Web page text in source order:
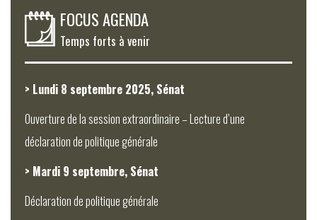
FOCUS AGENDA
Temps forts à venir
> Lundi 8 septembre 2025, Sénat
Ouverture de la session extraordinaire – Lecture d’une
déclaration de politique générale
> Mardi 9 septembre, Sénat
Déclaration de politique générale